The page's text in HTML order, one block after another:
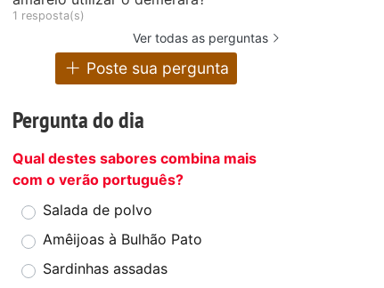
1 resposta(s)
Ver todas as perguntas
Poste sua pergunta
Pergunta do dia
Qual destes sabores combina mais
com o verão português?
Salada de polvo
Amêijoas à Bulhão Pato
Sardinhas assadas